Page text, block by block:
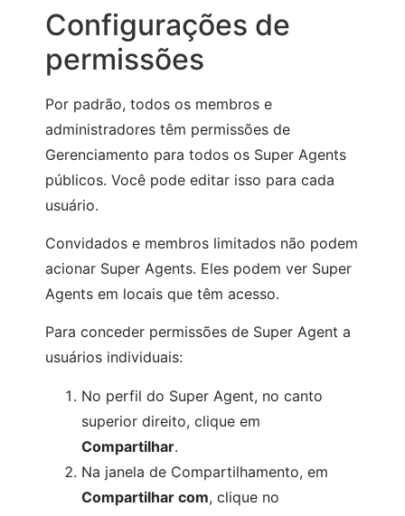
Configurações de
permissões
Por padrão, todos os membros e
administradores têm permissões de
Gerenciamento para todos os Super Agents
públicos. Você pode editar isso para cada
usuário.
Convidados e membros limitados não podem
acionar Super Agents. Eles podem ver Super
Agents em locais que têm acesso.
Para conceder permissões de Super Agent a
usuários individuais:
No perfil do Super Agent, no canto
superior direito, clique em
Compartilhar.
Na janela de Compartilhamento, em
Compartilhar com, clique no